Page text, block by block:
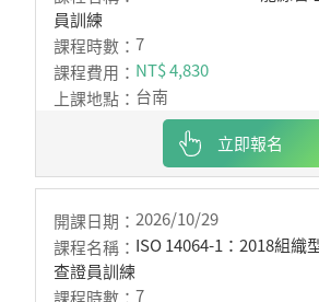
員訓練
7
NT$ 4,830
台南
立即報名
2026/10/29
ISO 14064-1：2018組織
查證員訓練
7